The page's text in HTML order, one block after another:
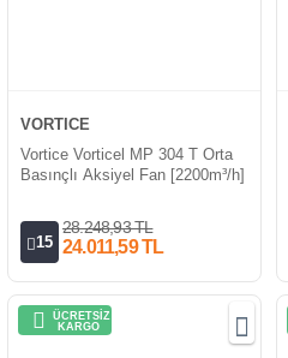
VORTICE
Vortice Vorticel MP 304 T Orta
Basınçlı Aksiyel Fan [2200m³/h]
15
28.248,93 TL
24.011,59 TL
ÜCRETSİZ
KARGO